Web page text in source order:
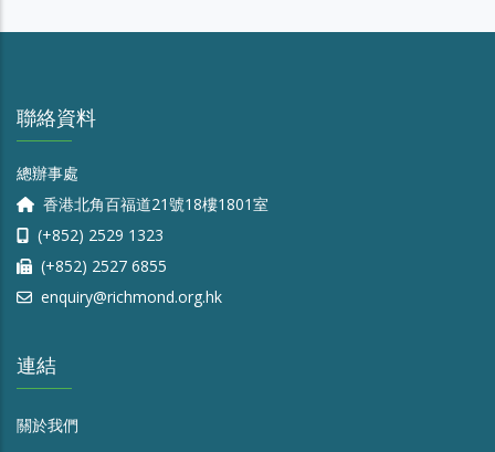
聯絡資料
總辦事處
香港北角百福道21號18樓1801室
(+852) 2529 1323
(+852) 2527 6855
enquiry@richmond.org.hk
連結
關於我們